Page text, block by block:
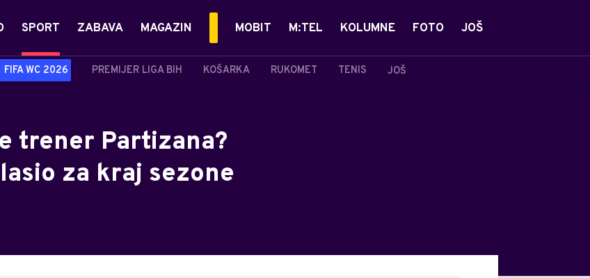
SPORT
FIFA WC 2026 PREMIJER LIGA BIH KOŠARKA RUKOMET TENIS JOŠ
ZABAVA MAGAZIN MOBIT M:TEL KOLUMNE FOTO JOŠ
trener Partizana?
za kraj sezone